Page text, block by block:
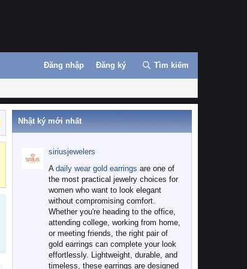
Đăng nhập Đăng ký Tìm kiếm
Nhật ký mới nhất
siriusjewelers
A daily wear gold earrings are one of
the most practical jewelry choices for
women who want to look elegant
without compromising comfort.
Whether you're heading to the office,
attending college, working from home,
or meeting friends, the right pair of
gold earrings can complete your look
effortlessly. Lightweight, durable, and
timeless, these earrings are designed